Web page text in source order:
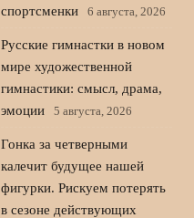
спортсменки
6 августа, 2026
Русские гимнастки в новом
мире художественной
гимнастики: смысл, драма,
эмоции
5 августа, 2026
Гонка за четверными
калечит будущее нашей
фигурки. Рискуем потерять
в сезоне действующих